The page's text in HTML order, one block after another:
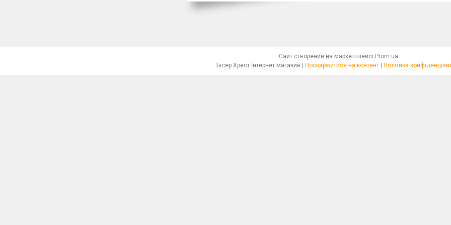
Сайт створений на маркетплейсі Prom.ua
Бісер Хрест Інтернет магазин | Поскаржитися на контент | Політика